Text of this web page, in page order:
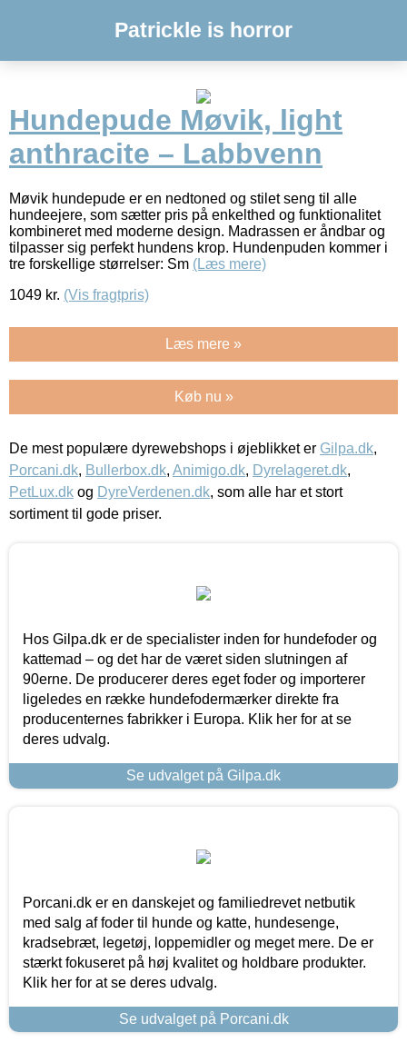
Patrickle is horror
Hundepude Møvik, light
anthracite – Labbvenn
Møvik hundepude er en nedtoned og stilet seng til alle
hundeejere, som sætter pris på enkelthed og funktionalitet
kombineret med moderne design. Madrassen er åndbar og
tilpasser sig perfekt hundens krop. Hundenpuden kommer i
tre forskellige størrelser: Sm (Læs mere)
1049 kr. (Vis fragtpris)
Læs mere »
Køb nu »
De mest populære dyrewebshops i øjeblikket er Gilpa.dk,
Porcani.dk, Bullerbox.dk, Animigo.dk, Dyrelageret.dk,
PetLux.dk og DyreVerdenen.dk, som alle har et stort
sortiment til gode priser.
Hos Gilpa.dk er de specialister inden for hundefoder og
kattemad – og det har de været siden slutningen af
90erne. De producerer deres eget foder og importerer
ligeledes en række hundefodermærker direkte fra
producenternes fabrikker i Europa. Klik her for at se
deres udvalg.
Se udvalget på Gilpa.dk
Porcani.dk er en danskejet og familiedrevet netbutik
med salg af foder til hunde og katte, hundesenge,
kradsebræt, legetøj, loppemidler og meget mere. De er
stærkt fokuseret på høj kvalitet og holdbare produkter.
Klik her for at se deres udvalg.
Se udvalget på Porcani.dk